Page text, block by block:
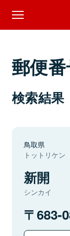
郵便
検索結果
鳥取県
トットリケン
新開
シンカイ
683-